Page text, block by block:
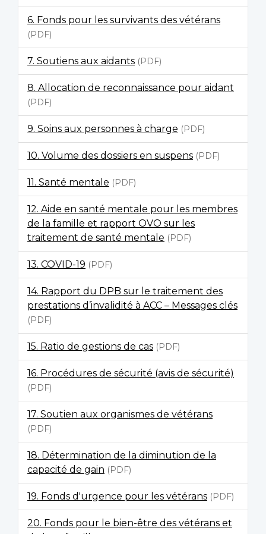
6. Fonds pour les survivants des vétérans
(PDF)
7. Soutiens aux aidants (PDF)
8. Allocation de reconnaissance pour aidant
(PDF)
9. Soins aux personnes à charge (PDF)
10. Volume des dossiers en suspens (PDF)
11. Santé mentale (PDF)
12. Aide en santé mentale pour les membres
de la famille et rapport OVO sur les
traitement de santé mentale (PDF)
13. COVID-19 (PDF)
14. Rapport du DPB sur le traitement des
prestations d’invalidité à ACC – Messages clés
(PDF)
15. Ratio de gestions de cas (PDF)
16. Procédures de sécurité (avis de sécurité)
(PDF)
17. Soutien aux organismes de vétérans
(PDF)
18. Détermination de la diminution de la
capacité de gain (PDF)
19. Fonds d'urgence pour les vétérans (PDF)
20. Fonds pour le bien-être des vétérans et